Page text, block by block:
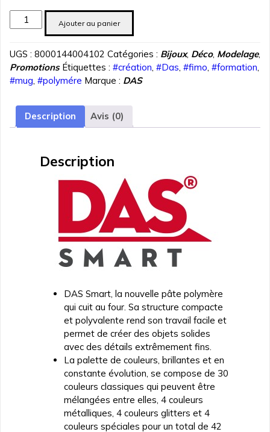
quantité
de
POLYMERE
DAS
SMART
57
Ajouter au panier
UGS : 8000144004102 Catégories : Bijoux, Déco, Modelage,
Promotions Étiquettes : #création #Das #fimo #formation
#mug #polymére Marque : DAS
Description Avis (0)
Description
DAS Smart, la nouvelle pâte polymère
qui cuit au four. Sa structure compacte
et polyvalente rend son travail facile et
permet de créer des objets solides
avec des détails extrêmement fins.
La palette de couleurs, brillantes et en
constante évolution, se compose de 30
couleurs classiques qui peuvent être
mélangées entre elles, 4 couleurs
métalliques, 4 couleurs glitters et 4
couleurs spéciales pour un total de 42